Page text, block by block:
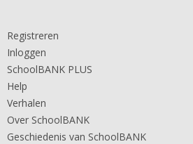
Registreren
Inloggen
SchoolBANK PLUS
Help
Verhalen
Over SchoolBANK
Geschiedenis van SchoolBANK